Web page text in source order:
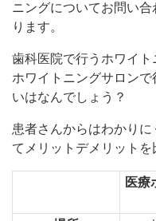
ニングについてお問い
ります。
歯科医院で行うホワイト
ホワイトニングサロン
いはなんでしょう？
患者さんからはわかり
てメリットデメリットを
医療